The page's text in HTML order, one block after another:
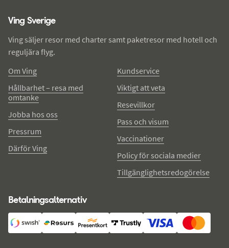
Ving Sverige
Ving säljer resor med charter samt paketresor med hotell och
reguljära flyg.
Om Ving
Hållbarhet – resa med
omtanke
Jobba hos oss
Pressrum
Därför Ving
Kundservice
Viktigt att veta
Resevillkor
Pass och visum
Vaccinationer
Policy för sociala medier
Tillgänglighetsredogörelse
Betalningsalternativ